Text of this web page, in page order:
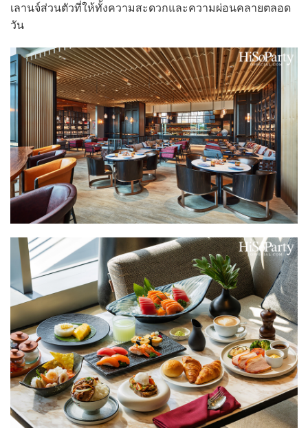
เลานจ์ส่วนตัวที่ให้ทั้งความสะดวกและความผ่อนคลายตลอด
วัน